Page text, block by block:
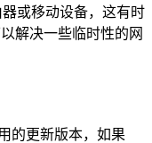
或移动设备，这有时
解决一些临时性的网
的更新版本，如果